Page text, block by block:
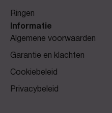
Ringen
Informatie
Algemene voorwaarden
Garantie en klachten
Cookiebeleid
Privacybeleid